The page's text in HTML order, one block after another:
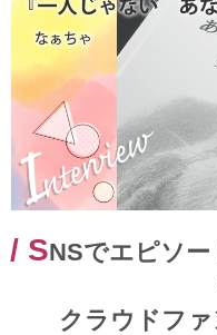
/ SNSでエピソ
クラウドファ